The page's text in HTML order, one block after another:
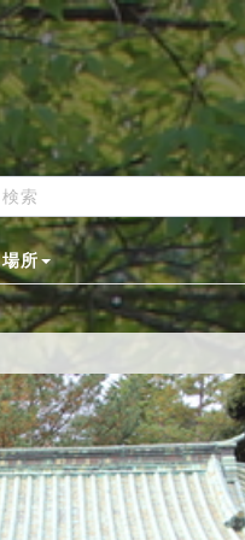
場所